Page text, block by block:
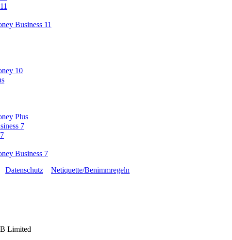
Business 11
10
Plus
7
Business 7
Datenschutz
Netiquette/Benimmregeln
Limited